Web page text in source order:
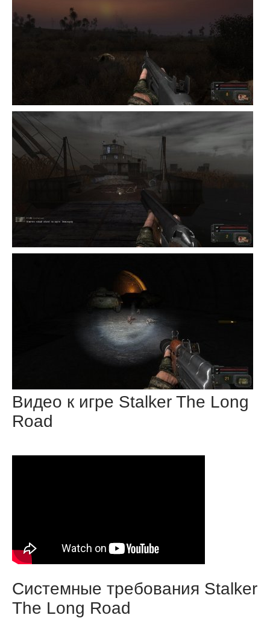
Видео к игре Stalker The Long
Road
Системные требования Stalker
The Long Road